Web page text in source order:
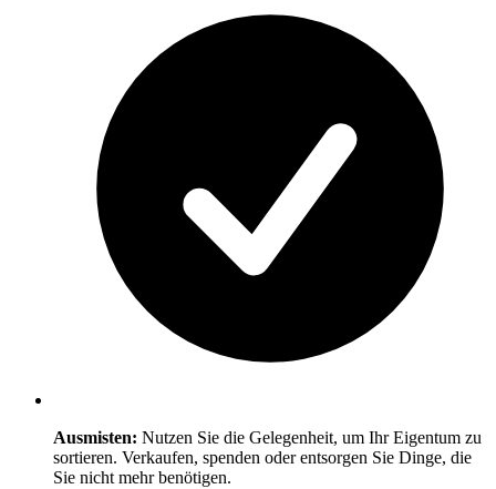
Ausmisten: Nutzen Sie die Gelegenheit, um Ihr Eigentum zu
sortieren. Verkaufen, spenden oder entsorgen Sie Dinge, die
Sie nicht mehr benötigen.